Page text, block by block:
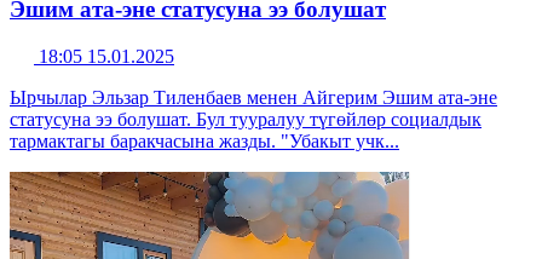
Эшим ата-эне статусуна ээ болушат
18:05 15.01.2025
Ырчылар Эльзар Тиленбаев менен Айгерим Эшим ата-эне
статусуна ээ болушат. Бул тууралуу түгөйлөр социалдык
тармактагы баракчасына жазды. "Убакыт учк...